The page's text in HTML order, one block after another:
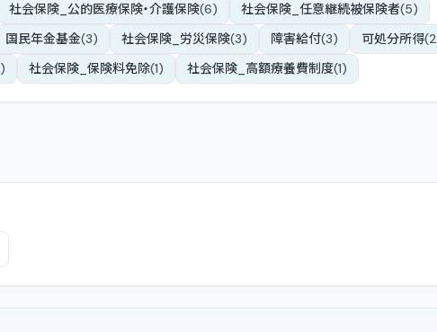
社会保険_公的医療保険・介護保険(6) 社会保険_任意継続被保険者(5)
国民年金基金(3) 社会保険_労災保険(3) 障害給付(3) 可処分所得(2
) 社会保険_保険料免除(1) 社会保険_高額療養費制度(1)